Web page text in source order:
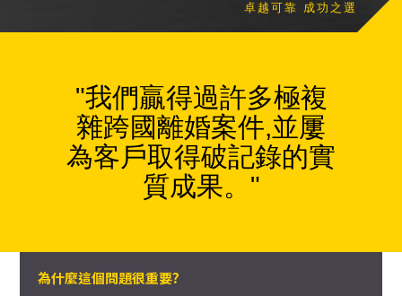
卓越可靠 成功之選
"我們贏得過許多極複
雜跨國離婚案件,並屢
為客戶取得破記錄的實
質成果。"
為什麼這個問題很重要?